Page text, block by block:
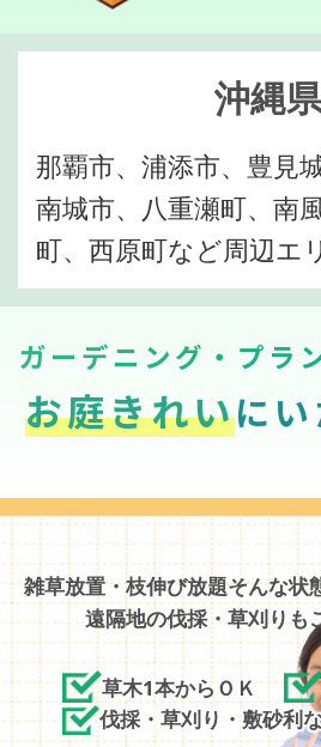
沖縄県
那覇市、浦添市、豊見
南城市、八重瀬町、南
町、西原町など周辺エ
ガーデニング・プラ
お庭きれいに
雑草放置・枝伸び放題そんな状
遠隔地の伐採・草刈りも
草木1本からＯＫ
伐採・草刈り・敷砂利